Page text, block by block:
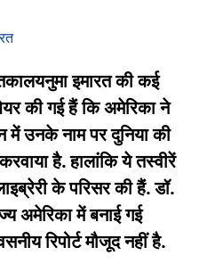
इमारत की कई
की गई हैं कि अमेरिका ने
में उनके नाम पर दुनिया की
है. हालांकि ये तस्वीरें
के परिसर की हैं. डॉ.
अमेरिका में बनाई गई
रिपोर्ट मौजूद नहीं है.